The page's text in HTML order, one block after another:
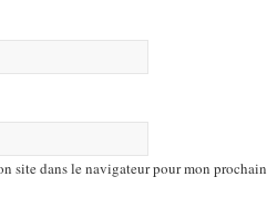
site dans le navigateur pour mon prochain